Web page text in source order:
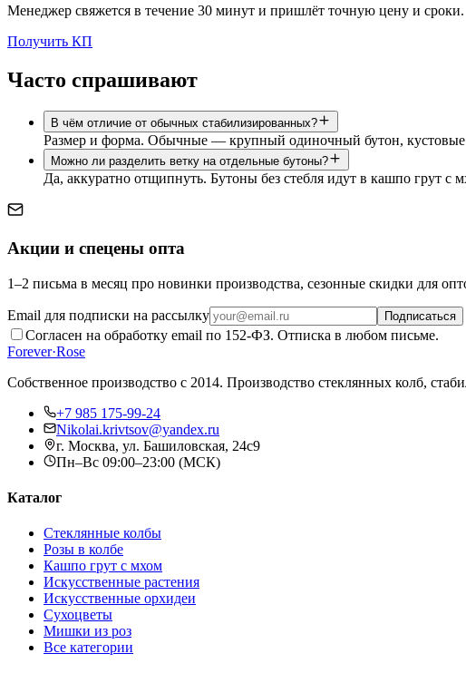
Менеджер свяжется в течение 30 минут и пришлёт точную цену и сроки.
Получить КП
Часто спрашивают
В чём отличие от обычных стабилизированных?
Размер и форма. Обычные — крупный одиночный бутон, кустовые
Можно ли разделить ветку на отдельные бутоны?
Да, аккуратно отщипнуть. Бутоны без стебля идут в кашпо грут с
Акции и спецены опта
1–2 письма в месяц про новинки производства, сезонные скидки для
Email для подписки на рассылку Подписаться
Согласен на обработку email по 152-ФЗ. Отписка в любом письме.
Forever·Rose
Собственное производство с 2014. Производство стеклянных колб,
+7 985 175-99-24
Nikolai.krivtsov@yandex.ru
г. Москва, ул. Башиловская, 24с9
Пн–Вс 09:00–23:00 (МСК)
Каталог
Стеклянные колбы
Розы в колбе
Кашпо грут с мхом
Искусственные растения
Искусственные орхидеи
Сухоцветы
Мишки из роз
Все категории